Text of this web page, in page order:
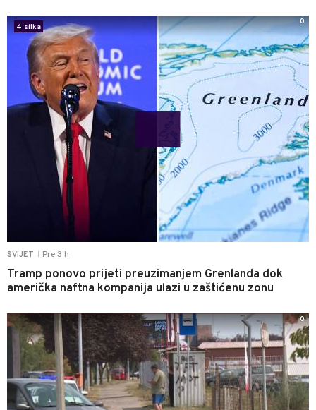
SVIJET Pre 3 h
Tramp ponovo prijeti preuzimanjem Grenlanda dok
američka naftna kompanija ulazi u zaštićenu zonu
4 slika
0
0